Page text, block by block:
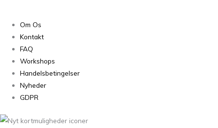
Om Os
Kontakt
FAQ
Workshops
Handelsbetingelser
Nyheder
GDPR